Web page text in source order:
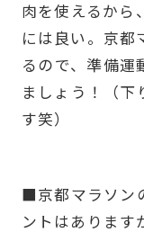
肉を使えるから
には良い。京都
るので、準備運
ましょう！（下
す笑）
■京都マラソン
ントはあります